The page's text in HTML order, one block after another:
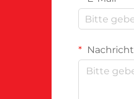
Nachricht